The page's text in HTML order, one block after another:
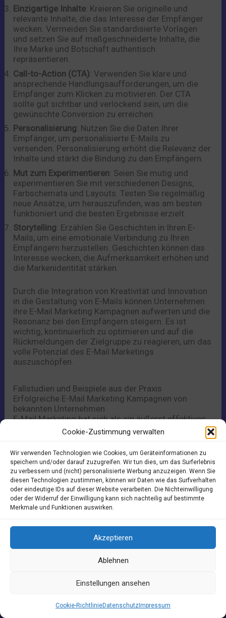
Cookie-Zustimmung verwalten
Wir verwenden Technologien wie Cookies, um Geräteinformationen zu
speichern und/oder darauf zuzugreifen. Wir tun dies, um das Surferlebnis
zu verbessern und (nicht) personalisierte Werbung anzuzeigen. Wenn Sie
diesen Technologien zustimmen, können wir Daten wie das Surfverhalten
oder eindeutige IDs auf dieser Website verarbeiten. Die Nichteinwilligung
oder der Widerruf der Einwilligung kann sich nachteilig auf bestimmte
Merkmale und Funktionen auswirken.
Akzeptieren
Ablehnen
Einstellungen ansehen
Cookie-RichtlinieDatenschutz Impressum
Einzigartige Inhalte: Kreieren Sie originelle und
relevante Inhalte, die das Interesse der Empfänger
wecken. Vermeiden Sie standardisierte Vorlagen
und setzen Sie auf maßgeschneiderte Inhalte, die
Ihre Marke und Botschaft authentisch
repräsentieren.
Call-to-Action (CTA): Verwenden Sie klare und
ansprechende Handlungsaufforderungen, um die
Empfänger zum Klicken zu motivieren. Der CTA
sollte gut sichtbar und verlockend sein, um die
gewünschte Conversion zu erreichen.
Personalisierung: Nutzen Sie die Daten Ihrer
Empfänger, um personalisierte E-Mails zu
versenden. Personalisierung erhöht die Relevanz der
Inhalte und stärkt die Bindung zu den Empfängern.
Mut zum Experimentieren: Seien Sie mutig und
experimentieren Sie mit verschiedenen Designs,
Farbschemata und Layouts. Testen Sie regelmäßig
neue Ansätze, um herauszufinden, was am besten
funktioniert und die besten Ergebnisse erzielt.
Storytelling: Erzählen Sie Geschichten in Ihren E-
Mails, um eine emotionale Verbindung zu Ihren
Empfängern herzustellen. Geschichten können das
Interesse wecken, die Aufmerksamkeit erhöhen und
die Markenidentität stärken.
Durch die Integration von Kreativität und Innovation
in die Gestaltung von E-Mails können Unternehmen
ihre E-Mail Marketing Kampagnen aufwerten und die
Resonanz bei den Empfängern steigern. Es ist
wichtig, kontinuierlich zu optimieren und auf die
Rückmeldungen der Zielgruppe zu reagieren, um das
volle Potenzial des E-Mail Marketings
auszuschöpfen.
Fallstudien und Beispiele aus der Praxis
Erfolgreiche E-Mail Marketing Kampagnen von
bekannten Unternehmen
E-Mail Marketing hat sich als ein äußerst effektives
Instrument erwiesen, um direkte Kommunikation mit
Kunden zu ermöglichen und Marketingbotschaften
gezielt zu platzieren. Zahlreiche bekannte
Unternehmen haben herausragende E-Mail
Marketing Kampagnen durchgeführt, die als Best
Practices dienen können. Ein prominentes Beispiel
ist die Kampagne von Amazon, die personalisierte
Empfehlungen basierend auf dem Kaufverhalten und
den Interessen der Kunden versendet. Durch die
und Klickraten sowie eine Steigerung der Umsätze.
E-Mail Marketing ist Airbnb. Die Plattform nutzt E-
auch zur Inspiration und Interaktion mit den Kunden.
und lokale Tipps schafft Airbnb eine enge Bindung